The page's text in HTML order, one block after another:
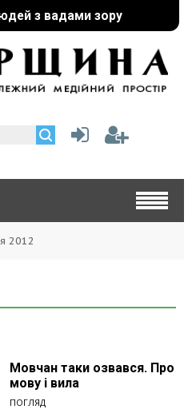
з вадами зору
2012
Мовчан таки озвався. Про
мову і вила
ПОГЛЯД